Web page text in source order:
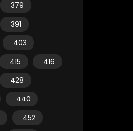
379
391
403
415
416
428
440
452